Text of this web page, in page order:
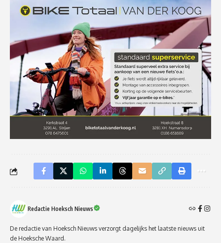
Redactie Hoeksch Nieuws
De redactie van Hoeksch Nieuws verzorgt dagelijks het laatste nieuws uit
de Hoeksche Waard.